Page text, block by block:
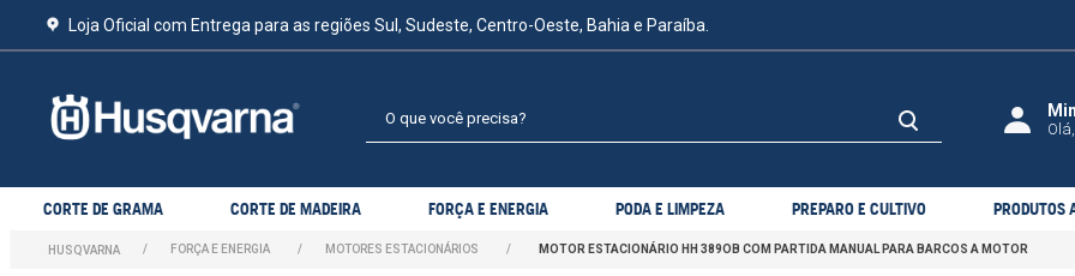
Loja Oficial com Entrega para as regiões Sul, Sudeste, Centro-Oeste, Bahia e Paraíba.
CORTE DE GRAMA CORTE DE MADEIRA FORÇA E ENERGIA PODA E LIMPEZA PREPARO E CULTIVO PRODUTOS
FORÇA E ENERGIA MOTORES ESTACIONÁRIOS MOTOR ESTACIONÁRIO HH 389OB COM PARTIDA MANUAL PARA BARCOS A MOTOR